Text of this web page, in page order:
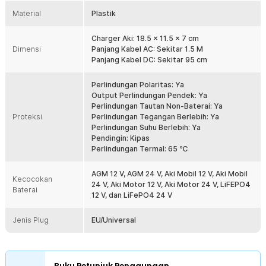
pengisian daya berlebih, kini Anda dapat mengisi daya aki
Compact dan Portable
Hadir dengan ukuran compact yang membuat charger aki ini
charger aki di dalam dashboard mobil atau motor agar mudah
dijangkau saat keadaan darurat.
Kelengkapan Produk
Rincian yang Anda dapatkan untuk pembelian produk ini:
1 x FOXSUR Charger Aki Mobil Motor Intelligent Battery Charger
1 x Panduan Penggunaan
Material Plastik
Dimensi
Charger Aki: 18.5 x 11.5 x 7 cm
Panjang Kabel AC: Sekitar 1.5 M
Panjang Kabel DC: Sekitar 95 cm
Proteksi
Perlindungan Polaritas: Ya
Output Perlindungan Pendek: Ya
Perlindungan Tautan Non-Baterai: Ya
Perlindungan Tegangan Berlebih: Ya
Perlindungan Suhu Berlebih: Ya
Pendingin: Kipas
Perlindungan Termal: 65 ℃
Kecocokan
Baterai
AGM 12 V, AGM 24 V, Aki Mobil 12 V, Aki Mobil
24 V, Aki Motor 12 V, Aki Motor 24 V, LiFEPO4
12 V, dan LiFePO4 24 V
Jenis Plug EU/Universal